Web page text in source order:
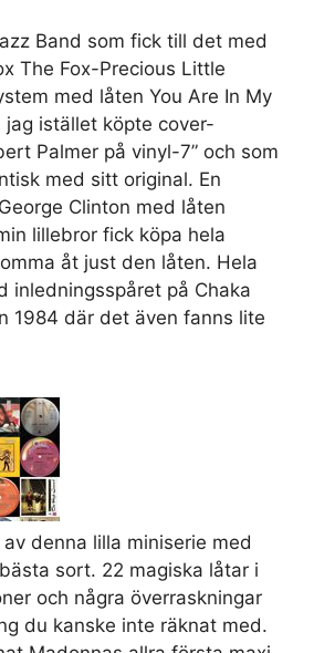
Band som fick till det med
The Fox-Precious Little
med låten You Are In My
jag istället köpte cover-
Palmer på vinyl-7” och som
med sitt original. En
Clinton med låten
lillebror fick köpa hela
åt just den låten. Hela
inledningsspåret på Chaka
1984 där det även fanns lite
denna lilla miniserie med
sort. 22 magiska låtar i
och några överraskningar
du kanske inte räknat med.